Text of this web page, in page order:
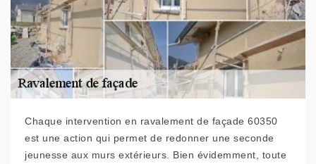
Chaque intervention en ravalement de façade 60350
est une action qui permet de redonner une seconde
jeunesse aux murs extérieurs. Bien évidemment, toute